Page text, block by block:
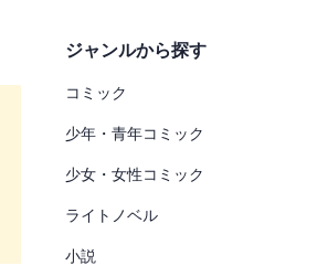
ジャンルから探す
コミック
少年・青年コミック
少女・女性コミック
ライトノベル
小説